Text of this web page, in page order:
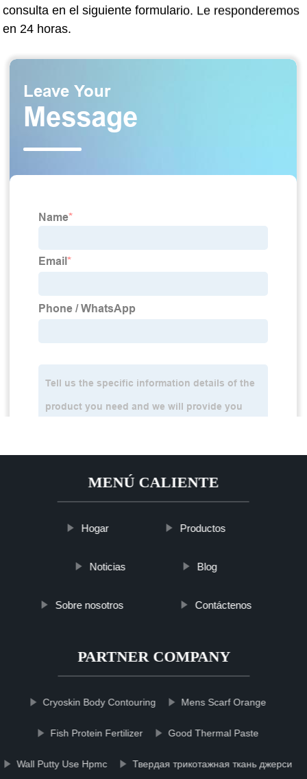
consulta en el siguiente formulario. Le responderemos
en 24 horas.
MENÚ CALIENTE
Hogar Productos
Noticias Blog
Sobre nosotros Contáctenos
PARTNER COMPANY
Cryoskin Body Contouring Mens Scarf Orange
Fish Protein Fertilizer Good Thermal Paste
Wall Putty Use Hpmc Твердая трикотажная ткань джерси